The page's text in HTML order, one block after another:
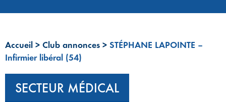
Accueil > Club annonces > STÉPHANE LAPOINTE –
Infirmier libéral (54)
SECTEUR MÉDICAL